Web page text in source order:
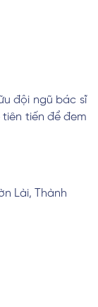
đội ngũ bác sĩ
tiến để đem
Lài, Thành